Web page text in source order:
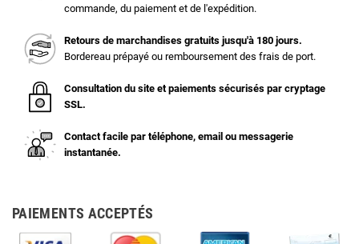
commande, du paiement et de l'expédition.
Retours de marchandises gratuits jusqu'à 180 jours.
Bordereau prépayé ou remboursement des frais de port.
Consultation du site et paiements sécurisés par cryptage
SSL.
Contact facile par téléphone, email ou messagerie
instantanée.
PAIEMENTS ACCEPTÉS